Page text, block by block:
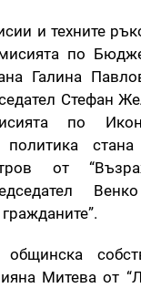
и техните
по
Галина
Стефан
по
политика стана
от
Митева от